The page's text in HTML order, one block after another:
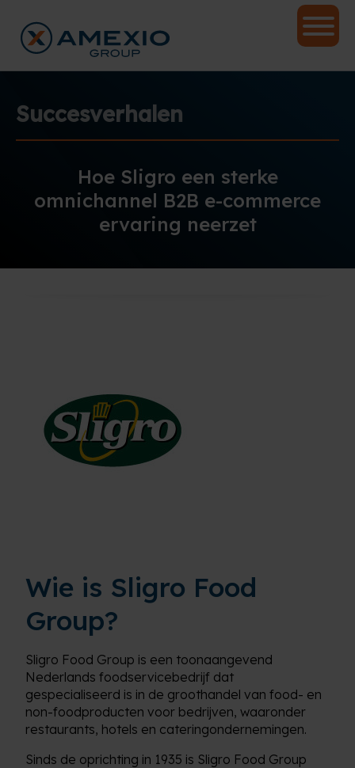
Succesverhalen
Hoe Sligro een sterke
omnichannel B2B e-commerce
ervaring neerzet
Wie is Sligro Food
Group?
Sligro Food Group is een toonaangevend
Nederlands foodservicebedrijf dat
gespecialiseerd is in de groothandel van food- en
non-foodproducten voor bedrijven, waaronder
restaurants, hotels en cateringondernemingen.
Sinds de oprichting in 1935 is Sligro Food Group